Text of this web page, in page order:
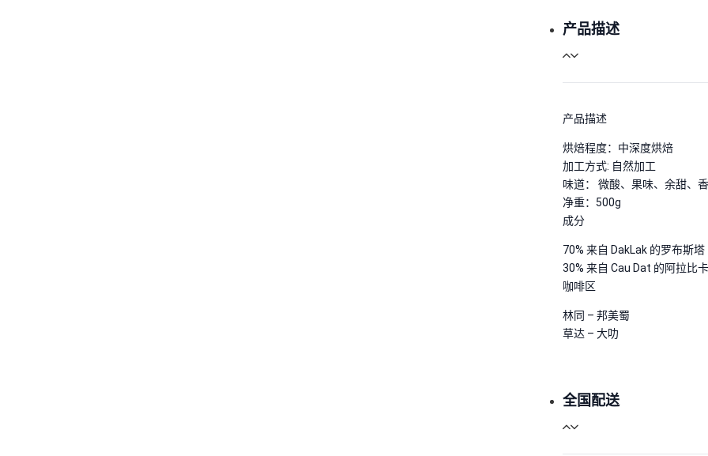
产品描述
产品描述
烘焙程度：中深度烘焙
加工方式: 自然加工
味道： 微酸、果味、余甜、
净重：500g
成分
70% 来自 DakLak 的罗布斯塔
30% 来自 Cau Dat 的阿拉比
咖啡区
林同 – 邦美蜀
草达 – 大叻
全国配送